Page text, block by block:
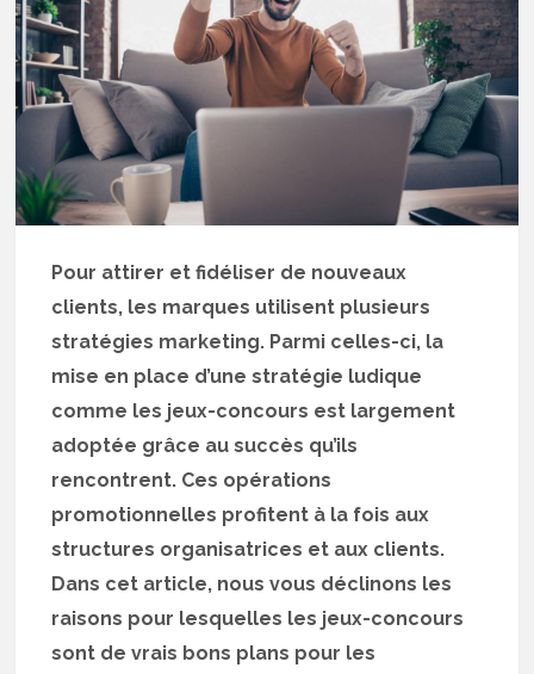
Pour attirer et fidéliser de nouveaux
clients, les marques utilisent plusieurs
stratégies marketing. Parmi celles-ci, la
mise en place d’une stratégie ludique
comme les jeux-concours est largement
adoptée grâce au succès qu’ils
rencontrent. Ces opérations
promotionnelles profitent à la fois aux
structures organisatrices et aux clients.
Dans cet article, nous vous déclinons les
raisons pour lesquelles les jeux-concours
sont de vrais bons plans pour les